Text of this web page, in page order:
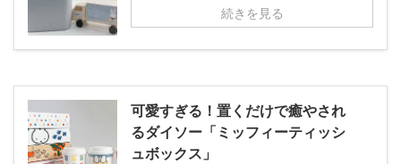
続きを見る
可愛すぎる！置くだけで癒やされ
るダイソー「ミッフィーティッシ
ュボックス」